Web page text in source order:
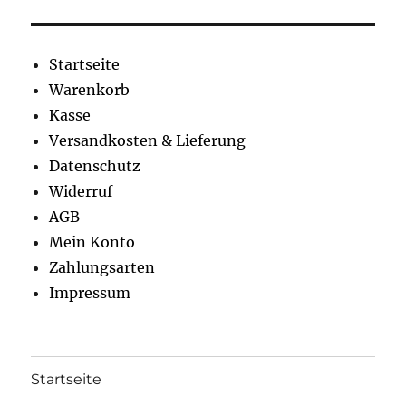
auf
werden
auf
Startseite
Warenkorb
Kasse
Versandkosten & Lieferung
Datenschutz
Widerruf
AGB
Mein Konto
Zahlungsarten
Impressum
Startseite